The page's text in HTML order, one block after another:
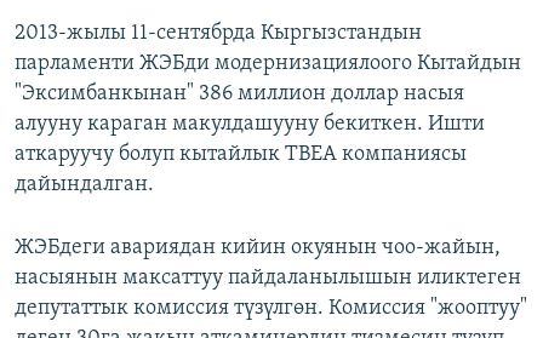
2013-жылы 11-сентябрда Кыргызстандын
парламенти ЖЭБди модернизациялоого Кытайдын
"Эксимбанкынан" 386 миллион доллар насыя
алууну караган макулдашууну бекиткен. Ишти
аткаруучу болуп кытайлык ТBЕА компаниясы
дайындалган.
ЖЭБдеги авариядан кийин окуянын чоо-жайын,
насыянын максаттуу пайдаланылышын иликтеген
депутаттык комиссия түзүлгөн. Комиссия "жооптуу"